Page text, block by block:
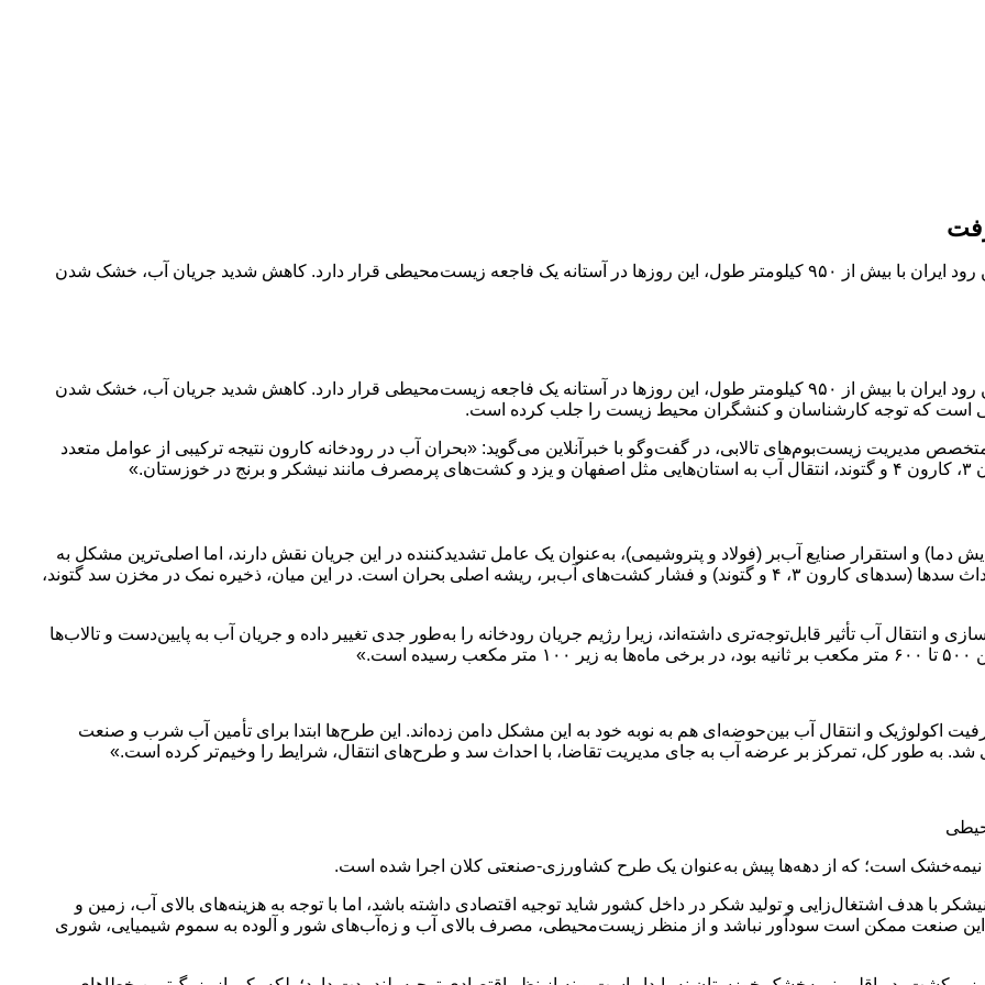
خبر حرفه ای/ رودخانه کارون، شاهرگ حیاتی خوزستان و بلندترین رود ایران با بیش از ۹۵۰ کیلومتر طول، این روزها در آستانه یک فاجعه زیست‌محیطی قرار دارد. کاهش شدید جریان آب، خشک شدن
خبر حرفه ای/ رودخانه کارون، شاهرگ حیاتی خوزستان و بلندترین رود ایران با بیش از ۹۵۰ کیلومتر طول، این روزها در آستانه یک فاجعه زیست‌محیطی قرار دارد. کاهش شدید جریان آب، خشک شدن
است که توجه کارشناسان و کنشگران محیط زیست را جلب کرده است.
مدیریت زیست‌بوم‌های تالابی، در گفت‌وگو با خبرآنلاین می‌گوید: «بحران آب در رودخانه کارون نتیجه ترکیبی از عوامل متعدد
و استقرار صنایع آب‌بر (فولاد و پتروشیمی)، به‌عنوان یک عامل تشدیدکننده در این جریان نقش دارند، اما اصلی‌ترین مشکل به
حکمرانی نادرست و مدیریت ناکارآمد منابع آب بازمی‌گردد؛ که احداث سدها (سدهای کارون ۳، ۴ و گتوند) و فشار کشت‌های آب‌بر، ریشه اصلی بحران است. در این میان، ذخیره نمک در مخزن سد گتوند،
انتقال آب تأثیر قابل‌توجه‌تری داشته‌اند، زیرا رژیم جریان رودخانه را به‌طور جدی تغییر داده و جریان آب به پایین‌دست و تالاب‌ها
اکولوژیک و انتقال آب بین‌حوضه‌ای هم به نوبه خود به این مشکل دامن زده‌اند. این طرح‌ها ابتدا برای تأمین آب شرب و صنعت
به طور کل، تمرکز بر عرضه آب به جای مدیریت تقاضا، با احداث سد و طرح‌های انتقال، شرایط را وخیم‌تر کرده است.»
نیمه‌خشک است؛ که از دهه‌ها پیش به‌عنوان یک طرح کشاورزی-صنعتی کلان اجرا شده است.
با هدف اشتغال‌زایی و تولید شکر در داخل کشور شاید توجیه اقتصادی داشته باشد، اما با توجه به هزینه‌های بالای آب، زمین و
این صنعت ممکن است سودآور نباشد و از منظر زیست‌محیطی، مصرف بالای آب و زه‌آب‌های شور و آلوده به سموم شیمیایی، شوری